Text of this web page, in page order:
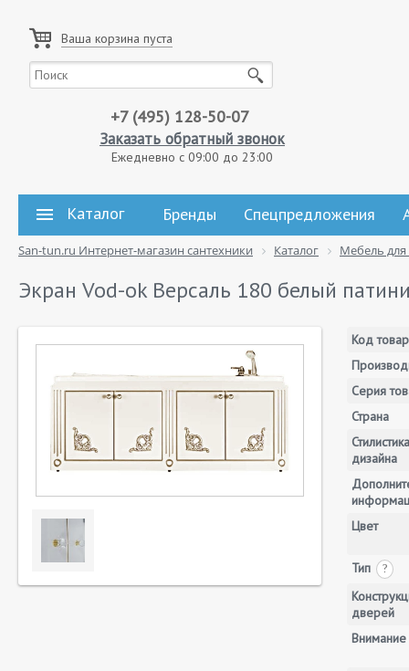
Ваша корзина пуста
+7 (495) 128-50-07
Заказать обратный звонок
Ежедневно с 09:00 до 23:00
Каталог Бренды Спецпредложения
San-tun.ru Интернет-магазин сантехники Каталог Мебель
Экран Vod-ok Версаль 180 белый
Код
Серия
Страна
Стилистика
дизайна
Цвет
Тип ?
дверей
Внимание